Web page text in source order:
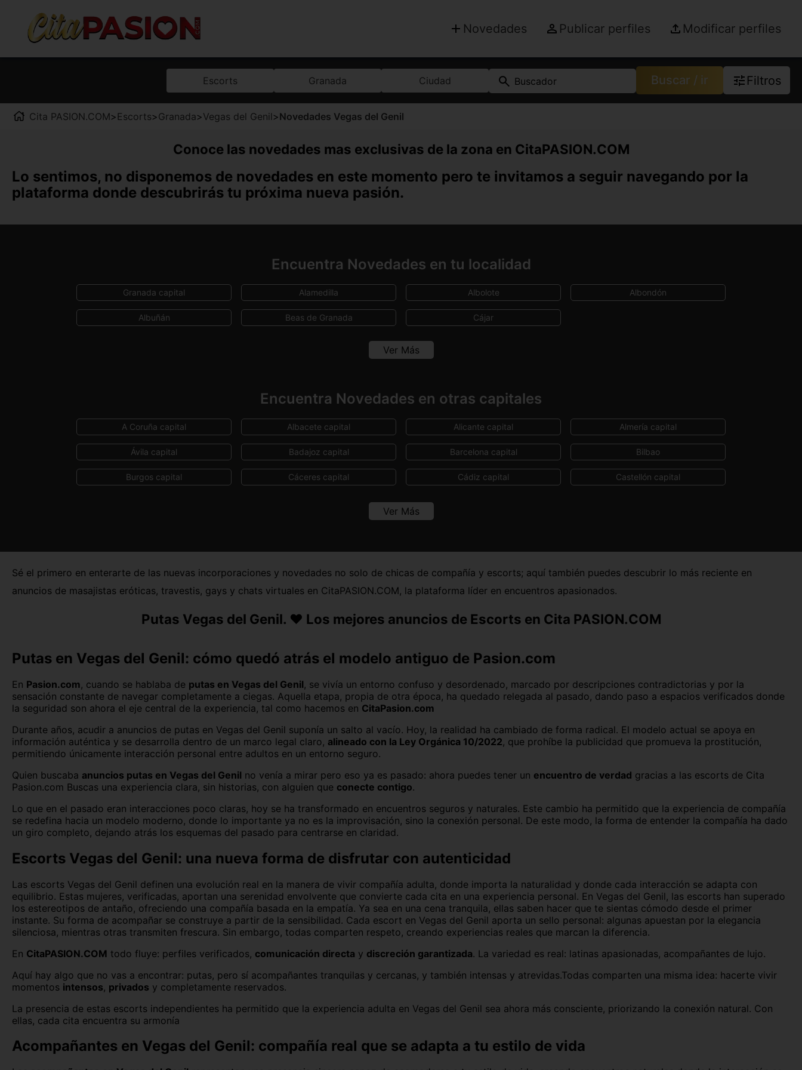
Novedades Publicar perfiles Modificar perfiles
Escorts Granada Ciudad Buscador Buscar / ir Filtros
Cita PASION.COM>Escorts>Granada>Vegas del Genil >Novedades Vegas del Genil
Conoce las novedades mas exclusivas de la zona en CitaPASION.COM
Lo sentimos, no disponemos de novedades en este momento pero te invitamos a seguir navegando por la
plataforma donde descubrirás tu próxima nueva pasión.
Encuentra Novedades en tu localidad
Granada capital Alamedilla Albolote Albondón
Albuñán Beas de Granada Cájar
Ver Más
Encuentra Novedades en otras capitales
A Coruña capital Albacete capital Alicante capital Almería capital
Ávila capital Badajoz capital Barcelona capital Bilbao
Burgos capital Cáceres capital Cádiz capital Castellón capital
Huesca capital Jaén capital Las Palmas León capital
Lleida capital Logroño Lugo capital Madrid capital
Oviedo Palencia capital Palma de Mallorca Pamplona
Pontevedra capital Salamanca capital San Sebastián
Tarragona capital Teruel capital Toledo capital Valencia capital
Valladolid capital Vitoria Zamora capital Zaragoza capital
Ver Más
Sé el primero en enterarte de las nuevas incorporaciones y novedades no solo de chicas de compañía y escorts; aquí también puedes descubrir lo más reciente en
anuncios de masajistas eróticas, travestis, gays y chats virtuales en CitaPASION.COM, la plataforma líder en encuentros apasionados.
Putas Vegas del Genil. ❤️ Los mejores anuncios de Escorts en Cita PASION.COM
Putas en Vegas del Genil: cómo quedó atrás el modelo antiguo de Pasion.com
En Pasion.com, cuando se hablaba de putas en Vegas del Genil, se vivía un entorno confuso y desordenado, marcado por descripciones contradictorias y por la
sensación constante de navegar completamente a ciegas. Aquella etapa, propia de otra época, ha quedado relegada al pasado, dando paso a espacios verificados donde
la seguridad son ahora el eje central de la experiencia, tal como hacemos en CitaPasion.com
Durante años, acudir a anuncios de putas en Vegas del Genil suponía un salto al vacío. Hoy, la realidad ha cambiado de forma radical. El modelo actual se apoya en
información auténtica y se desarrolla dentro de un marco legal claro, alineado con la Ley Orgánica 10/2022, que prohíbe la publicidad que promueva la prostitución,
permitiendo únicamente interacción personal entre adultos en un entorno seguro.
Quien buscaba anuncios putas en Vegas del Genil no venía a mirar pero eso ya es pasado: ahora puedes tener un encuentro de verdad gracias a las escorts de Cita
Pasion.com Buscas una experiencia clara, sin historias, con alguien que conecte contigo.
Lo que en el pasado eran interacciones poco claras, hoy se ha transformado en encuentros seguros y naturales. Este cambio ha permitido que la experiencia de compañía
se redefina hacia un modelo moderno, donde lo importante ya no es la improvisación, sino la conexión personal. De este modo, la forma de entender la compañía ha dado
un giro completo, dejando atrás los esquemas del pasado para centrarse en claridad.
Escorts Vegas del Genil: una nueva forma de disfrutar con autenticidad
Las escorts Vegas del Genil definen una evolución real en la manera de vivir compañía adulta, donde importa la naturalidad y donde cada interacción se adapta con
equilibrio. Estas mujeres, verificadas, aportan una serenidad envolvente que convierte cada cita en una experiencia personal. En Vegas del Genil, las escorts han superado
los estereotipos de antaño, ofreciendo una compañía basada en la empatía. Ya sea en una cena tranquila, ellas saben hacer que te sientas cómodo desde el primer
instante. Su forma de acompañar se construye a partir de la sensibilidad. Cada escort en Vegas del Genil aporta un sello personal: algunas apuestan por la elegancia
silenciosa, mientras otras transmiten frescura. Sin embargo, todas comparten respeto, creando experiencias reales que marcan la diferencia.
En CitaPASION.COM todo fluye: perfiles verificados, comunicación directa y discreción garantizada. La variedad es real: latinas apasionadas, acompañantes de lujo.
Aquí hay algo que no vas a encontrar: putas, pero sí acompañantes tranquilas y cercanas, y también intensas y atrevidas.Todas comparten una misma idea: hacerte vivir
momentos intensos, privados y completamente reservados.
La presencia de estas escorts independientes ha permitido que la experiencia adulta en Vegas del Genil sea ahora más consciente, priorizando la conexión natural. Con
ellas, cada cita encuentra su armonía
Acompañantes en Vegas del Genil: compañía real que se adapta a tu estilo de vida